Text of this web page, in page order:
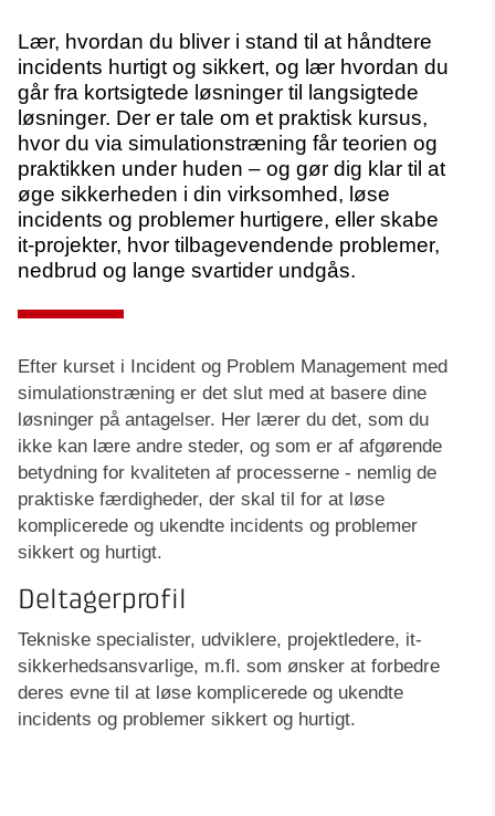
Lær, hvordan du bliver i stand til at håndtere
incidents hurtigt og sikkert, og lær hvordan du
går fra kortsigtede løsninger til langsigtede
løsninger. Der er tale om et praktisk kursus,
hvor du via simulationstræning får teorien og
praktikken under huden – og gør dig klar til at
øge sikkerheden i din virksomhed, løse
incidents og problemer hurtigere, eller skabe
it-projekter, hvor tilbagevendende problemer,
nedbrud og lange svartider undgås.
Efter kurset i Incident og Problem Management med
simulationstræning er det slut med at basere dine
løsninger på antagelser. Her lærer du det, som du
ikke kan lære andre steder, og som er af afgørende
betydning for kvaliteten af processerne - nemlig de
praktiske færdigheder, der skal til for at løse
komplicerede og ukendte incidents og problemer
sikkert og hurtigt.
Deltagerprofil
Tekniske specialister, udviklere, projektledere, it-
sikkerhedsansvarlige, m.fl. som ønsker at forbedre
deres evne til at løse komplicerede og ukendte
incidents og problemer sikkert og hurtigt.